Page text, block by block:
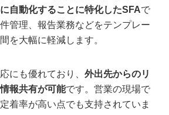
自動化することに特化したSFAで
管理、報告業務などをテンプレー
を大幅に軽減します。
にも優れており、 外出先からのリ
報共有が可能です。営業の現場で
着率が高い点でも支持されていま